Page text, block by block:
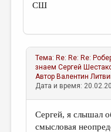
СШ
Тема: Re: Re: Re:
знаем Сергей
Автор Валентин
Дата и время:
Сергей, я слышал
смысловая